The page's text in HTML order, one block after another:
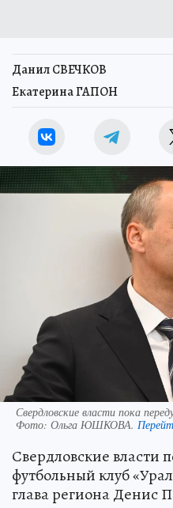
Данил СВЕЧКОВ
Екатерина ГАПОН
Свердловские власти пока
Фото: Ольга ЮШКОВА.
Свердловские власти
футбольный клуб
глава региона Денис